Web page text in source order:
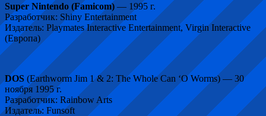
Super Nintendo (Famicom) — 1995 г.
Разработчик: Shiny Entertainment
Издатель: Playmates Interactive Entertainment, Virgin Interactive
(Европа)
DOS (Earthworm Jim 1 & 2: The Whole Can ‘O Worms) — 30
ноября 1995 г.
Разработчик: Rainbow Arts
Издатель: Funsoft